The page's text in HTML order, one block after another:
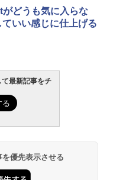
どうも気に入らな
いい感じに仕上げる
最新記事をチ
優先表示させる